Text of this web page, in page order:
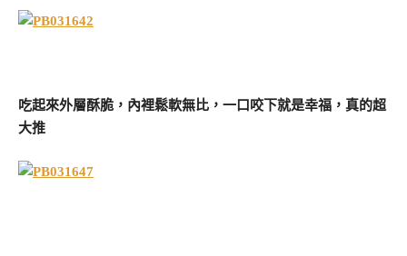
吃起來外層酥脆，內裡鬆軟無比，一口咬下就是幸福，真的超
大推